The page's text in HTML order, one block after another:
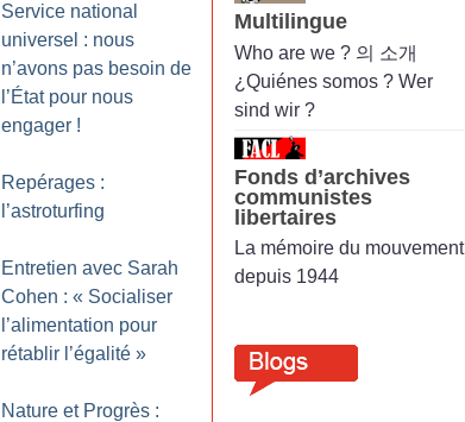
Service national
universel : nous
n’avons pas besoin de
l’État pour nous
engager !
Repérages :
l’astroturfing
Entretien avec Sarah
Cohen : « Socialiser
l’alimentation pour
rétablir l’égalité »
Nature et Progrès :
Multilingue
Who are we ? 의 소개
¿Quiénes somos ? Wer
sind wir ?
Fonds d’archives
communistes
libertaires
La mémoire du mouvement
depuis 1944